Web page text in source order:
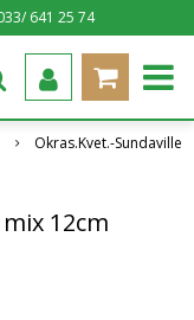
641 25 74
Okras.Kvet.-Sundaville
12cm